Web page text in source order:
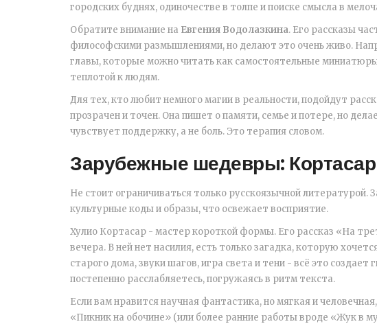
городских буднях, одиночестве в толпе и поиске смысла в
Обратите внимание на Евгения Водолазкина. Его рассказы
философскими размышлениями, но делают это очень живо.
главы, которые можно читать как самостоятельные
теплотой к людям.
Для тех, кто любит немного магии в реальности, подойдут
прозрачен и точен. Она пишет о памяти, семье и потере, но
чувствует поддержку, а не боль. Это терапия словом.
Зарубежные шедевры:
Не стоит ограничиваться только русскоязычной
культурные коды и образы, что освежает восприятие.
Хулио Кортасар - мастер короткой формы. Его рассказ «На
вечера. В ней нет насилия, есть только загадка, которую
старого дома, звуки шагов, игра света и тени - всё это
постепенно расслабляетесь, погружаясь в ритм текста.
Если вам нравится научная фантастика, но мягкая и
«Пикник на обочине» (или более ранние работы вроде «Жук в